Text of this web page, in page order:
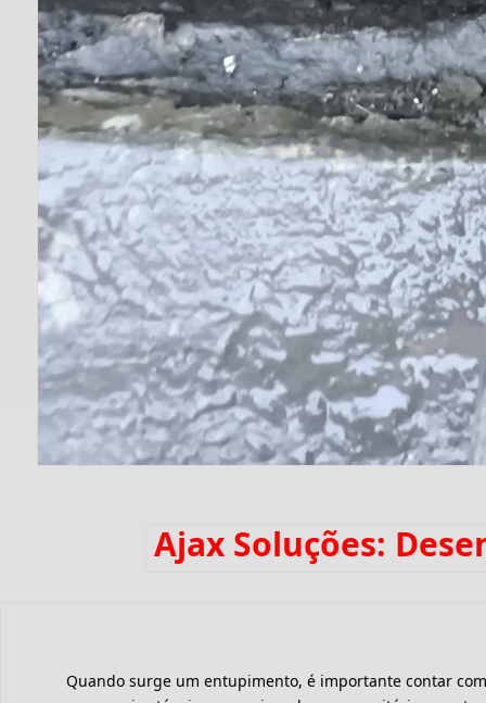
Ajax Soluções:
Quando surge um entupimento, é importante contar